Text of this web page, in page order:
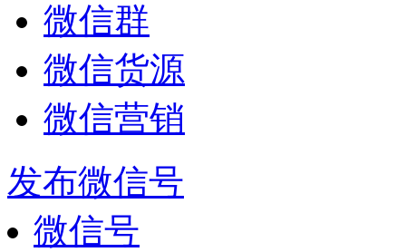
微信群
微信货源
微信营销
发布微信号
微信号